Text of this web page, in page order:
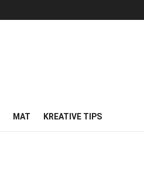
MAT KREATIVE TIPS